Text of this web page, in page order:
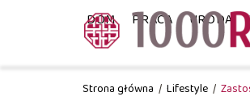
DOM PRACA URODA
Strona główna / Lifestyle /